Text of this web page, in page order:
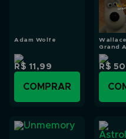
Adam Wolfe
R$ 11,99
COMPRAR
Grand
R$